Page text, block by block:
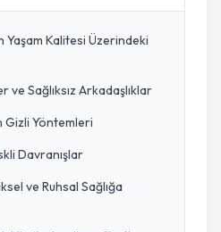
Yaşam Kalitesi Üzerindeki
ve Sağlıksız Arkadaşlıklar
Gizli Yöntemleri
Davranışlar
ve Ruhsal Sağlığa